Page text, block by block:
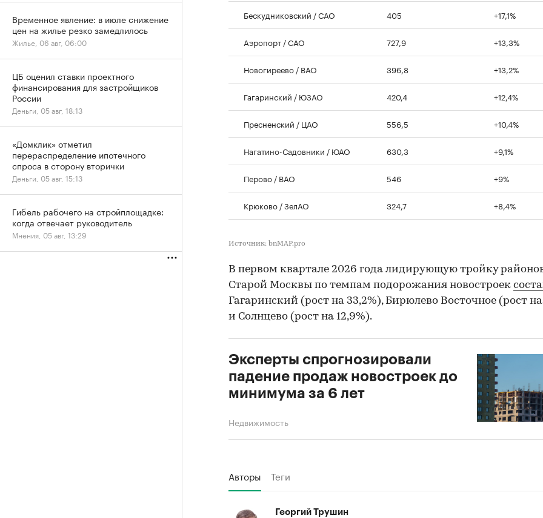
Бескудниковский / САО 405 +17,1%
Аэропорт / САО 727,9 +13,3%
Новогиреево / ВАО 396,8 +13,2%
Гагаринский / ЮЗАО 420,4 +12,4%
Пресненский / ЦАО 556,5 +10,4%
Нагатино-Садовники / ЮАО 630,3 +9,1%
Перово / ВАО 546 +9%
Крюково / ЗелАО 324,7 +8,4%
Источник: bnMAP.pro
В первом квартале 2026 года лидирующую тройку
Старой Москвы по темпам подорожания новостроек
Гагаринский (рост на 33,2%), Бирюлево Восточное (рост
и Солнцево (рост на 12,9%).
Эксперты спрогнозировали
падение продаж новостроек до
минимума за 6 лет
Недвижимость
Авторы Теги
Георгий Трушин
Временное явление: в июле снижение
цен на жилье резко замедлилось
Жилье, 06 авг, 06:00
ЦБ оценил ставки проектного
финансирования для застройщиков
России
Деньги, 05 авг, 18:13
«Домклик» отметил
перераспределение ипотечного
спроса в сторону вторички
Деньги, 05 авг, 15:13
Гибель рабочего на стройплощадке:
когда отвечает руководитель
Мнения, 05 авг, 13:29